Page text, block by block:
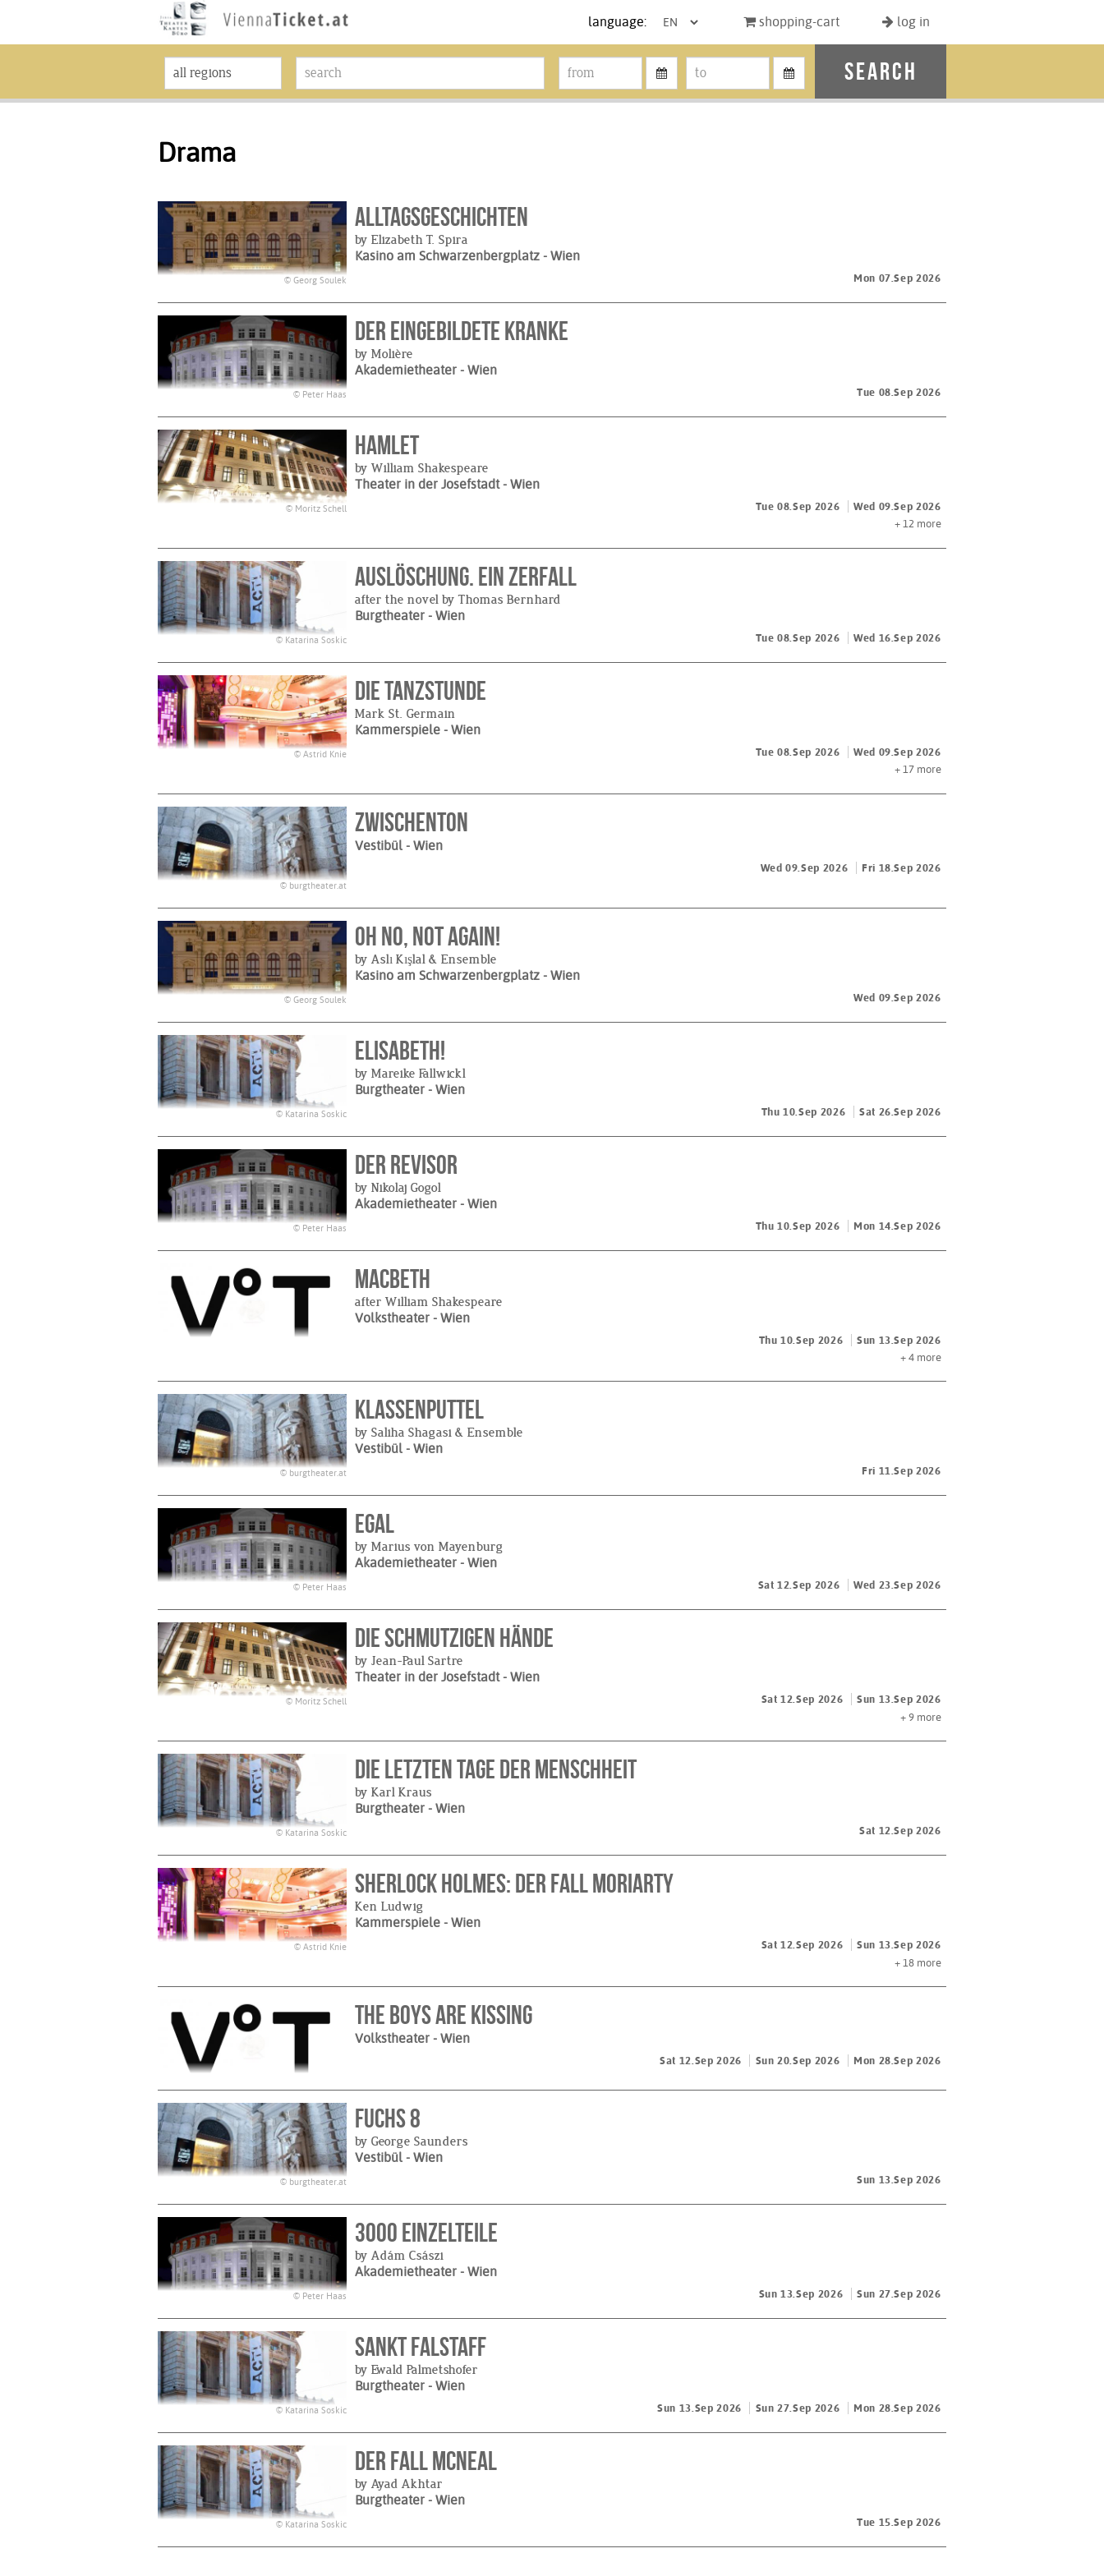
language: shopping-cart log in
search
Drama
© Georg Soulek
Alltagsgeschichten
by Elizabeth T. Spira
Kasino am Schwarzenbergplatz - Wien
Mon 07.Sep 2026
© Peter Haas
Der eingebildete Kranke
by Molière
Akademietheater - Wien
Tue 08.Sep 2026
© Moritz Schell
Hamlet
by William Shakespeare
Theater in der Josefstadt- Wien
Tue 08.Sep 2026
Wed 09.Sep 2026
+ 12 more
© Katarina Soskic
Auslöschung. Ein Zerfall
after the novel by Thomas Bernhard
Burgtheater - Wien
Tue 08.Sep 2026 Wed 16.Sep 2026
© Astrid Knie
Die Tanzstunde
Mark St. Germain
Kammerspiele - Wien
Tue 08.Sep 2026
Wed 09.Sep 2026
+ 17 more
© burgtheater.at
Zwischenton
Vestibül - Wien
Wed 09.Sep 2026 Fri 18.Sep 2026
© Georg Soulek
Oh no, not again!
by Aslı Kışlal & Ensemble
Kasino am Schwarzenbergplatz - Wien
Wed 09.Sep 2026
© Katarina Soskic
Elisabeth!
by Mareike Fallwickl
Burgtheater - Wien
Thu 10.Sep 2026 Sat 26.Sep 2026
© Peter Haas
Der Revisor
by Nikolaj Gogol
Akademietheater - Wien
Thu 10.Sep 2026 Mon 14.Sep 2026
MACBETH
after William Shakespeare
Volkstheater - Wien
Thu 10.Sep 2026
Sun 13.Sep 2026
+ 4 more
© burgtheater.at
Klassenputtel
by Saliha Shagasi & Ensemble
Vestibül - Wien
Fri 11.Sep 2026
© Peter Haas
Egal
by Marius von Mayenburg
Akademietheater - Wien
Sat 12.Sep 2026 Wed 23.Sep 2026
© Moritz Schell
Die schmutzigen Hände
by Jean-Paul Sartre
Theater in der Josefstadt- Wien
Sat 12.Sep 2026
Sun 13.Sep 2026
+ 9 more
© Katarina Soskic
Die letzten Tage der Menschheit
by Karl Kraus
Burgtheater - Wien
Sat 12.Sep 2026
© Astrid Knie
Sherlock Holmes: Der Fall Moriarty
Ken Ludwig
Kammerspiele - Wien
Sat 12.Sep 2026
Sun 13.Sep 2026
+ 18 more
THE BOYS ARE KISSING
Volkstheater - Wien
Sat 12.Sep 2026 Sun 20.Sep 2026 Mon 28.Sep 2026
© burgtheater.at
Fuchs 8
by George Saunders
Vestibül - Wien
Sun 13.Sep 2026
© Peter Haas
3000 Einzelteile
by Adám Császi
Akademietheater - Wien
Sun 13.Sep 2026 Sun 27.Sep 2026
© Katarina Soskic
Sankt Falstaff
by Ewald Palmetshofer
Burgtheater - Wien
Sun 13.Sep 2026 Sun 27.Sep 2026 Mon 28.Sep 2026
© Katarina Soskic
Der Fall McNeal
by Ayad Akhtar
Burgtheater - Wien
Tue 15.Sep 2026